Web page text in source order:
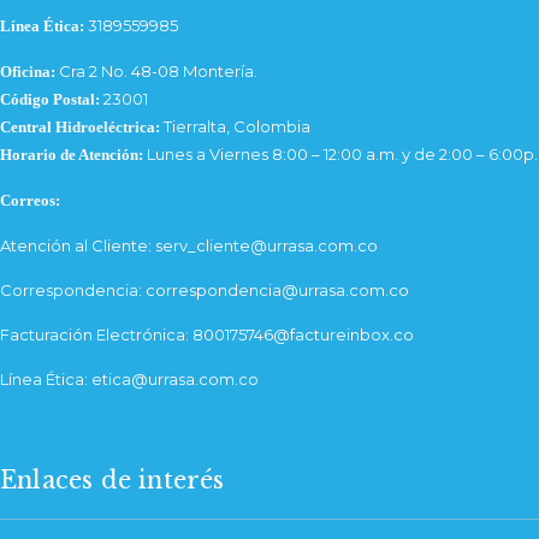
Línea Ética: 3189559985
Oficina: Cra 2 No. 48-08 Montería.
Código Postal: 23001
Central Hidroeléctrica: Tierralta, Colombia
Horario de Atención: Lunes a Viernes 8:00 – 12:00 a.m. y de 2:00 –
Correos:
Atención al Cliente: serv_cliente@urrasa.com.co
Correspondencia: correspondencia@urrasa.com.co
Facturación Electrónica: 800175746@factureinbox.co
Línea Ética: etica@urrasa.com.co
Enlaces de interés